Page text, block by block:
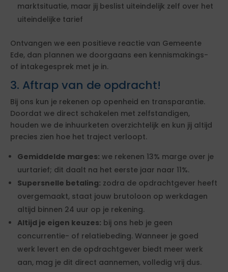
marktsituatie, maar jij beslist uiteindelijk zelf over het
uiteindelijke tarief
Ontvangen we een positieve reactie van Gemeente
Ede, dan plannen we doorgaans een kennismakings-
of intakegesprek met je in.
3. Aftrap van de opdracht!
Bij ons kun je rekenen op openheid en transparantie.
Doordat we direct schakelen met zelfstandigen,
houden we de inhuurketen overzichtelijk en kun jij altijd
precies zien hoe het traject verloopt.
Gemiddelde marges: we rekenen 13% marge over je
uurtarief; dit daalt na het eerste jaar naar 11%.
Supersnelle betaling: zodra de opdrachtgever heeft
overgemaakt, staat jouw brutoloon op werkdagen
altijd binnen 24 uur op je rekening.
Altijd je eigen keuzes: bij ons heb je geen
concurrentie- of relatiebeding. Wanneer je goed
werk levert en de opdrachtgever biedt meer werk
aan, mag je dit direct aannemen, volledig vrij dus.